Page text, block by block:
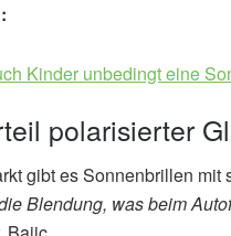
Kinder unbedingt eine
polarisierter
gibt es Sonnenbrillen mit
Blendung, was beim